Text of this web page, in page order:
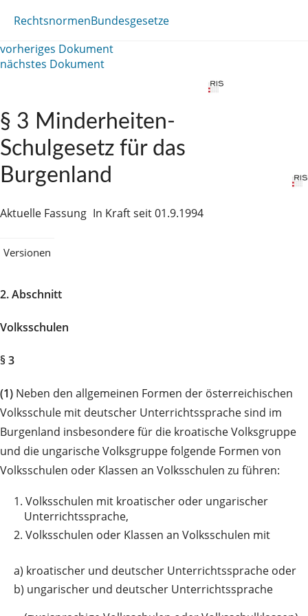
RechtsnormenBundesgesetze
vorheriges Dokument
nächstes Dokument
§ 3 Minderheiten-
Schulgesetz für das
Burgenland
Aktuelle Fassung In Kraft seit 01.9.1994
Versionen
2. Abschnitt
Volksschulen
§ 3
(1) Neben den allgemeinen Formen der österreichischen
Volksschule mit deutscher Unterrichtssprache sind im
Burgenland insbesondere für die kroatische Volksgruppe
und die ungarische Volksgruppe folgende Formen von
Volksschulen oder Klassen an Volksschulen zu führen:
1. Volksschulen mit kroatischer oder ungarischer
Unterrichtssprache,
2. Volksschulen oder Klassen an Volksschulen mit
a) kroatischer und deutscher Unterrichtssprache oder
b) ungarischer und deutscher Unterrichtssprache